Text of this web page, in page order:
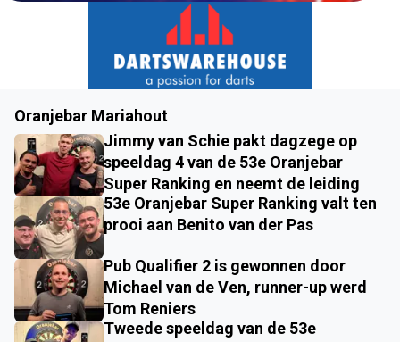
Oranjebar Mariahout
Jimmy van Schie pakt dagzege op
speeldag 4 van de 53e Oranjebar
Super Ranking en neemt de leiding
53e Oranjebar Super Ranking valt ten
prooi aan Benito van der Pas
Pub Qualifier 2 is gewonnen door
Michael van de Ven, runner-up werd
Tom Reniers
Tweede speeldag van de 53e